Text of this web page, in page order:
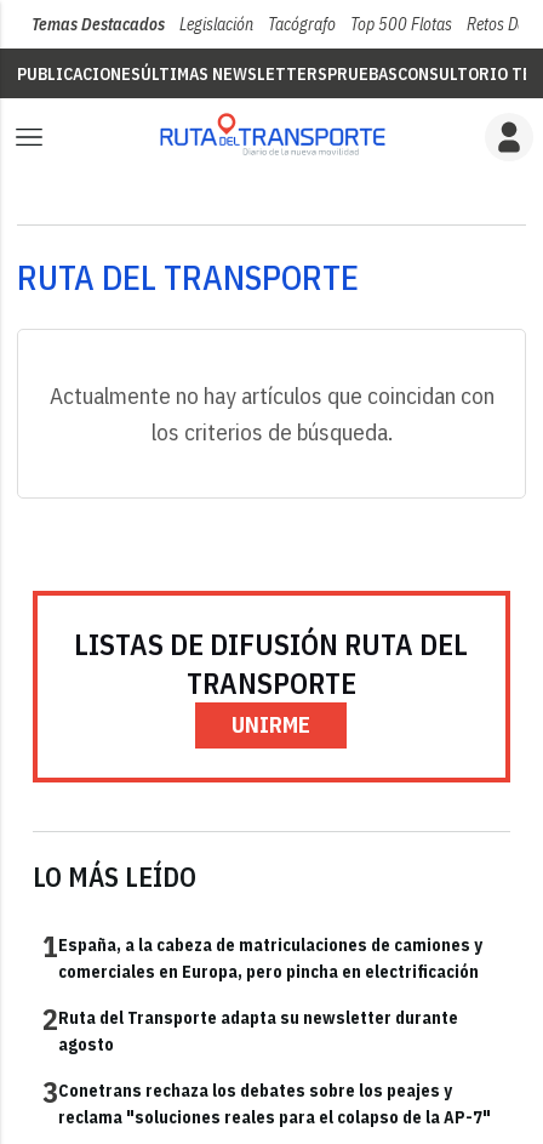
Temas Destacados Legislación Tacógrafo Top 500 Flotas Retos Del
PUBLICACIONESÚLTIMAS NEWSLETTERSPRUEBASCONSULTORIO
RUTA DEL TRANSPORTE
Actualmente no hay artículos que coincidan con
los criterios de búsqueda.
LISTAS DE DIFUSIÓN RUTA DEL
TRANSPORTE
UNIRME
LO MÁS LEÍDO
1España, a la cabeza de matriculaciones de camiones y
comerciales en Europa, pero pincha en electrificación
2Ruta del Transporte adapta su newsletter durante
agosto
3Conetrans rechaza los debates sobre los peajes y
reclama "soluciones reales para el colapso de la AP-7"